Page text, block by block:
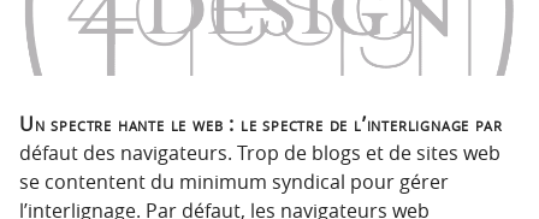
i
p
a
l
n
Un spectre hante le web : le spectre de l’interlignage par
défaut des navigateurs. Trop de blogs et de sites web
se contentent du minimum syndical pour gérer
l’interlignage. Par défaut, les navigateurs web